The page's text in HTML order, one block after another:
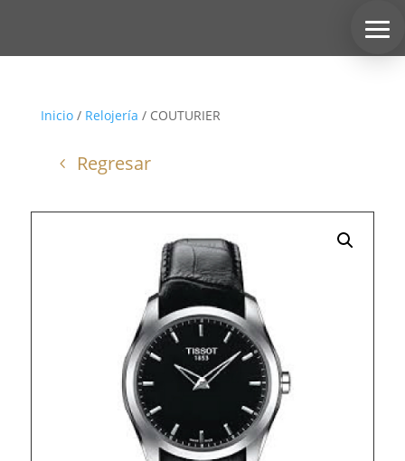
Inicio/ Relojería / COUTURIER
Regresar